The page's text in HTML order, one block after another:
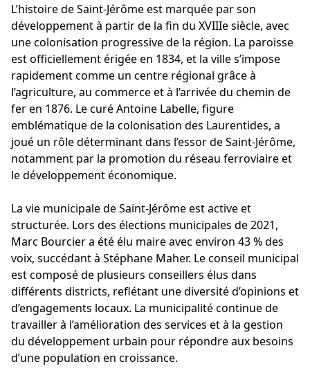
L’histoire de Saint-Jérôme est marquée par son
développement à partir de la fin du XVIIIe siècle, avec
une colonisation progressive de la région. La paroisse
est officiellement érigée en 1834, et la ville s’impose
rapidement comme un centre régional grâce à
l’agriculture, au commerce et à l’arrivée du chemin de
fer en 1876. Le curé Antoine Labelle, figure
emblématique de la colonisation des Laurentides, a
joué un rôle déterminant dans l’essor de Saint-Jérôme,
notamment par la promotion du réseau ferroviaire et
le développement économique.
La vie municipale de Saint-Jérôme est active et
structurée. Lors des élections municipales de 2021,
Marc Bourcier a été élu maire avec environ 43 % des
voix, succédant à Stéphane Maher. Le conseil municipal
est composé de plusieurs conseillers élus dans
différents districts, reflétant une diversité d’opinions et
d’engagements locaux. La municipalité continue de
travailler à l’amélioration des services et à la gestion
du développement urbain pour répondre aux besoins
d’une population en croissance.